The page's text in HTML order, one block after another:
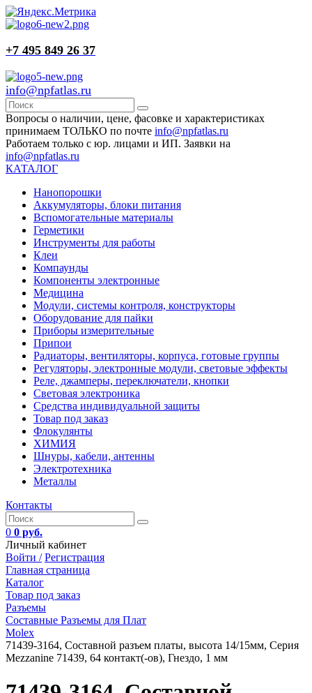
+7 495 849 26 37
info@npfatlas.ru
Вопросы о наличии, цене, фасовке и характеристиках
принимаем ТОЛЬКО по почте info@npfatlas.ru
Работаем только с юр. лицами и ИП. Заявки на
info@npfatlas.ru
КАТАЛОГ
Нанопорошки
Аккумуляторы, блоки питания
Вспомогательные материалы
Герметики
Инструменты для работы
Клеи
Компаунды
Компоненты электронные
Медицина
Модули, системы контроля, конструкторы
Оборудование для пайки
Приборы измерительные
Припои
Радиаторы, вентиляторы, корпуса, готовые группы
Регуляторы, электронные модули, световые эффекты
Реле, джамперы, переключатели, кнопки
Световая электроника
Средства индивидуальной защиты
Товар под заказ
Флокулянты
ХИМИЯ
Шнуры, кабели, антенны
Электротехника
Металлы
Контакты
0 0 руб.
Личный кабинет
Войти / Регистрация
Главная страница
Каталог
Товар под заказ
Разъемы
Составные Разъемы для Плат
Molex
71439-3164, Составной разъем платы, высота 14/15мм, Серия
Mezzanine 71439, 64 контакт(-ов), Гнездо, 1 мм